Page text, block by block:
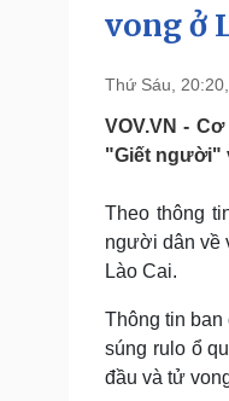
Pháp luật
Tin nóng
Tư vấn luật
Sức khỏe
Cây thuốc
Sản phụ khoa
Nhi khoa
Nam khoa
vong ở
Thứ Sáu,
VOV.VN -
"Giết người"
Theo thông
người dân về
Lào Cai.
Thông tin
súng rulo ổ
đầu và tử